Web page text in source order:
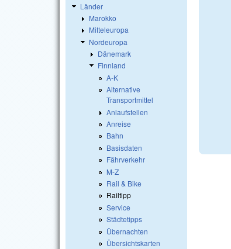
Länder
Marokko
Mitteleuropa
Nordeuropa
Dänemark
Finnland
A-K
Alternative
Transportmittel
Anlaufstellen
Anreise
Bahn
Basisdaten
Fährverkehr
M-Z
Rail & Bike
Railtipp
Service
Städtetipps
Übernachten
Übersichtskarten